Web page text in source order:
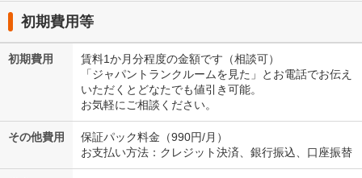
初期費用等
初期費用
賃料1か月分程度の金額です（相談可）
「ジャパントランクルームを見た」とお電話でお伝え
いただくとどなたでも値引き可能。
お気軽にご相談ください。
その他費用
保証パック料金（990円/月）
お支払い方法：クレジット決済、銀行振込、口座振替